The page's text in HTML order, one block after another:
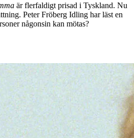
är flerfaldigt prisad i Tyskland. Nu
Peter Fröberg Idling har läst en
någonsin kan mötas?